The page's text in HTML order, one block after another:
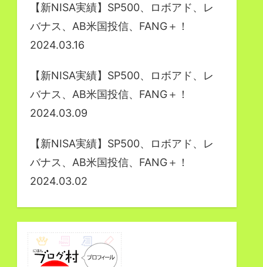
【新NISA実績】SP500、ロボアド、レ
バナス、AB米国投信、FANG＋！
2024.03.16
【新NISA実績】SP500、ロボアド、レ
バナス、AB米国投信、FANG＋！
2024.03.09
【新NISA実績】SP500、ロボアド、レ
バナス、AB米国投信、FANG＋！
2024.03.02